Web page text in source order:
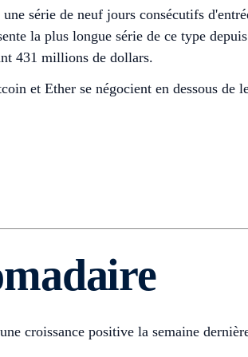
série de neuf jours consécutifs
la plus longue série de ce type
431 millions de dollars.
et Ether se négocient en dessous
croissance positive la semaine